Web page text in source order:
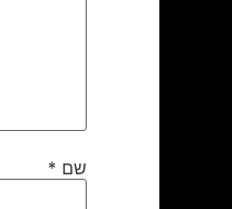
שם *